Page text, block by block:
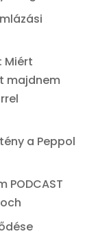
Miért
majdnem
a Peppol